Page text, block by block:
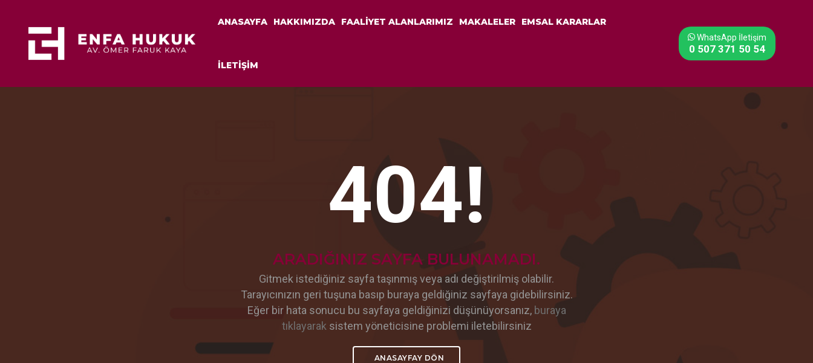
ANASAYFA HAKKIMIZDA FAALİYET ALANLARIMIZ MAKALELER EMSAL KARARLAR
İLETİŞİM
WhatsApp İletişim
0 507 371 50 54
404!
ARADIĞINIZ SAYFA BULUNAMADI.
Gitmek istediğiniz sayfa taşınmış veya adı değiştirilmiş olabilir.
Tarayıcınızın geri tuşuna basıp buraya geldiğiniz sayfaya gidebilirsiniz.
Eğer bir hata sonucu bu sayfaya geldiğinizi düşünüyorsanız, buraya
tıklayarak sistem yöneticisine problemi iletebilirsiniz
ANASAYFAY DÖN